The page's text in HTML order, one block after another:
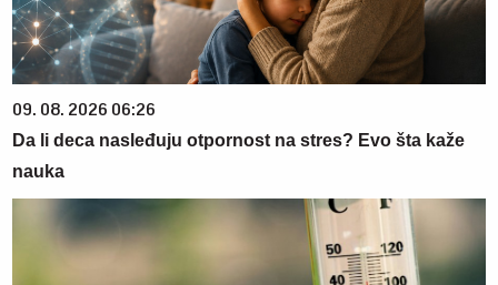
09. 08. 2026 06:26
Da li deca nasleđuju otpornost na stres? Evo šta kaže
nauka